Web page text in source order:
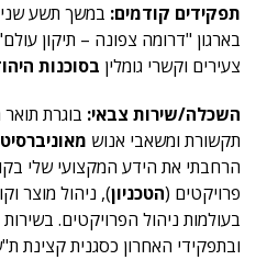
תפקידים קודמים: במשך תשע
בארגון "דרומה צפונה – תיקון
צעירים וקשרי גומלין בסוכנות
השכלה/שירות צבאי: בוגרת
תקשורת ומשאבי אנוש
הרחבתי את הידע המקצועי שלי
פרויקטים (הטכניון), ניהול מוצר
בעולמות ניהול הפרויקטים.
ובתפקידי האחרון כסגנית קצינת